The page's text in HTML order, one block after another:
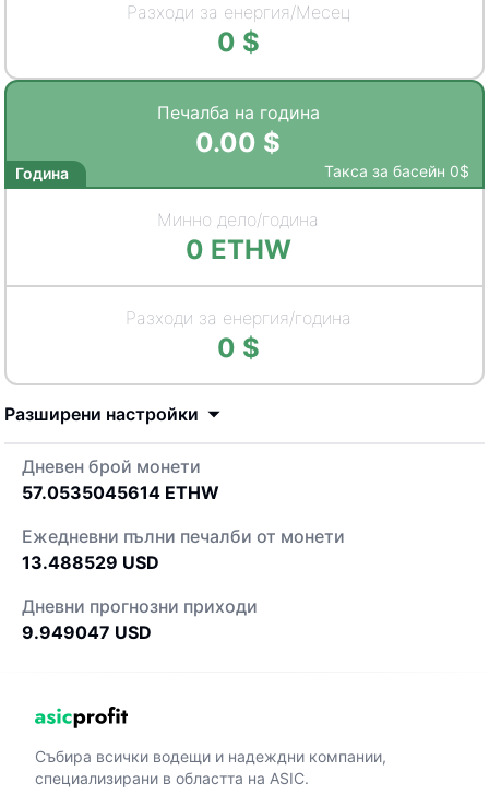
Разходи за енергия/Месец
0 $
Печалба на година
0.00 $
Година Такса за басейн 0$
Минно дело/година
0 ETHW
Разходи за енергия/година
0 $
Разширени настройки
Дневен брой монети
57.0535045614 ETHW
Ежедневни пълни печалби от монети
13.488529 USD
Дневни прогнозни приходи
9.949047 USD
Събира всички водещи и надеждни компании,
специализирани в областта на ASIC.